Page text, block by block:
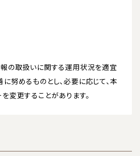
報の取扱いに関する運用状況を適宜
努めるものとし、必要に応じて、本
変更することがあります。